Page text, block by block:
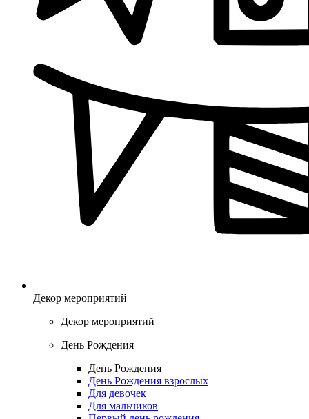
Декор мероприятий
Декор мероприятий
День Рождения
День Рождения
День Рождения взрослых
Для девочек
Для мальчиков